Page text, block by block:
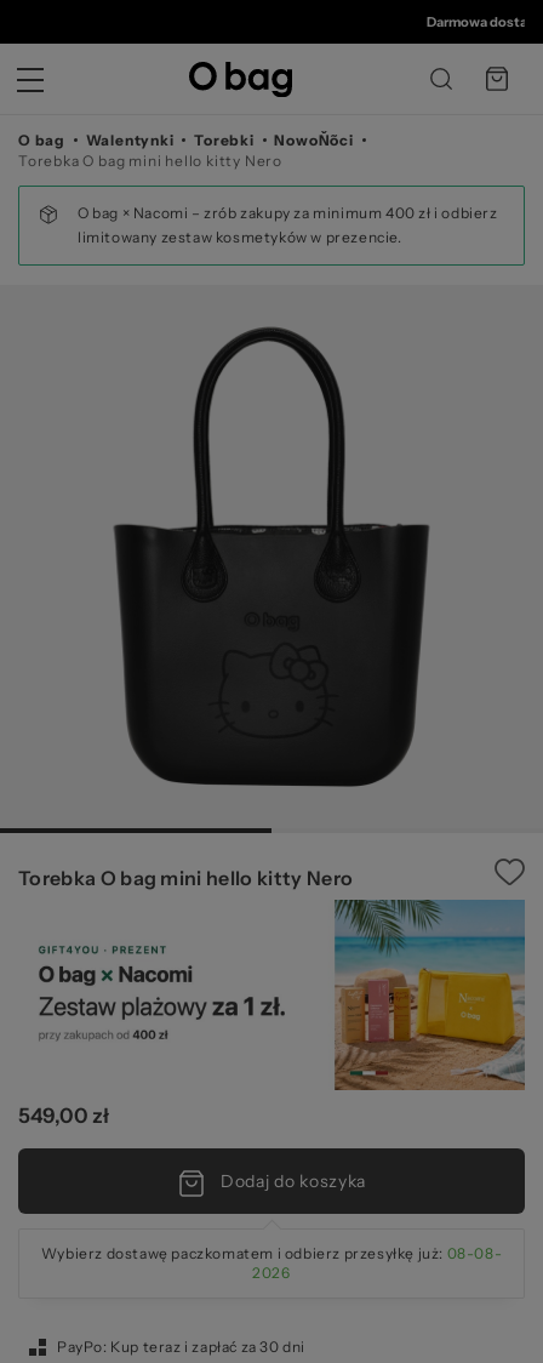
©
Darmowa dostawa
O bag Walentynki Torebki
NowoŇõci
Torebka O bag mini hello kitty Nero
O bag × Nacomi – zrób zakupy za minimum 400 zł i odbierz
limitowany zestaw kosmetyków w prezencie.
Torebka O bag mini hello kitty Nero
549,00 zł
Dodaj do koszyka
Wybierz dostawę paczkomatem i odbierz przesyłkę już: 08-08-
2026
PayPo: Kup teraz i zapłać za 30 dni